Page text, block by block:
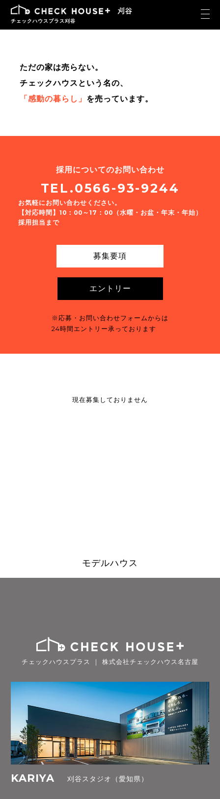
チェックハウスプラス刈谷
ただの家は売らない。
チェックハウスという名の、
「感動の暮らし」 を売っています。
採用についてのお問い合わせ
TEL.0566-93-9244
お気軽にお問い合わせください。
【対応時間】10：00～17：00（水曜・お盆・年末・年始）
採用担当まで
募集要項
エントリー
※応募・お問い合わせフォームからは
24時間エントリー承っております
現在募集しておりません
モデルハウス
チェックハウスプラス ｜ 株式会社チェックハウス名古屋
KARIYA 刈谷スタジオ（愛知県）